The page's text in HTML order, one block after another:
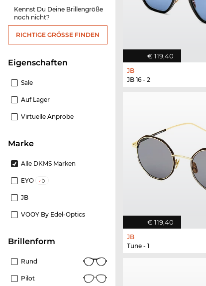
Kennst Du Deine Brillengröße
noch nicht?
RICHTIGE GRÖSSE FINDEN
Eigenschaften
Sale
Auf Lager
Virtuelle Anprobe
Marke
Alle DKMS Marken
EYO
JB
VOOY By Edel-Optics
Brillenform
Rund
Pilot
€ 119,40
JB
JB 16 - 2
€ 119,40
JB
Tune - 1